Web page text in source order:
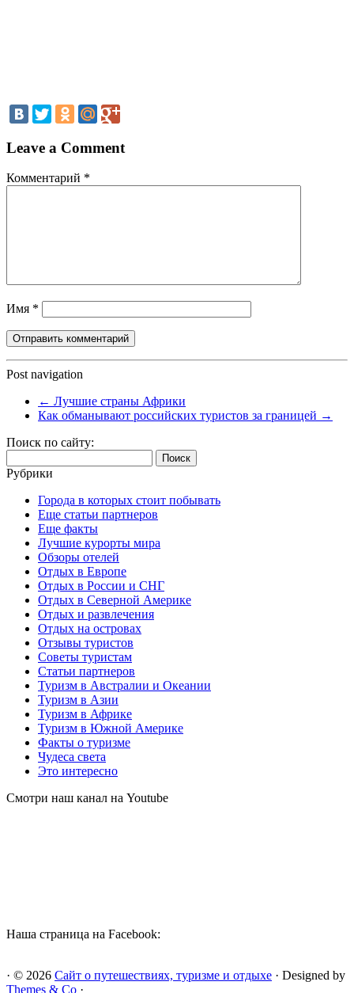
Leave a Comment
Комментарий *
Имя *
Post navigation
← Лучшие страны Африки
Как обманывают российских туристов за границей →
Поиск по сайту:
Рубрики
Города в которых стоит побывать
Еще статьи партнеров
Еще факты
Лучшие курорты мира
Обзоры отелей
Отдых в Европе
Отдых в России и СНГ
Отдых в Северной Америке
Отдых и развлечения
Отдых на островах
Отзывы туристов
Советы туристам
Статьи партнеров
Туризм в Австралии и Океании
Туризм в Азии
Туризм в Африке
Туризм в Южной Америке
Факты о туризме
Чудеса света
Это интересно
Смотри наш канал на Youtube
Наша страница на Facebook:
· © 2026 Сайт о путешествиях, туризме и отдыхе · Designed by
Themes & Co ·